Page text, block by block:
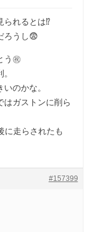
られるとは⁉️
ろうし😨
う㊗️
のかな。
ガストンに削ら
に走らされたも
#157399